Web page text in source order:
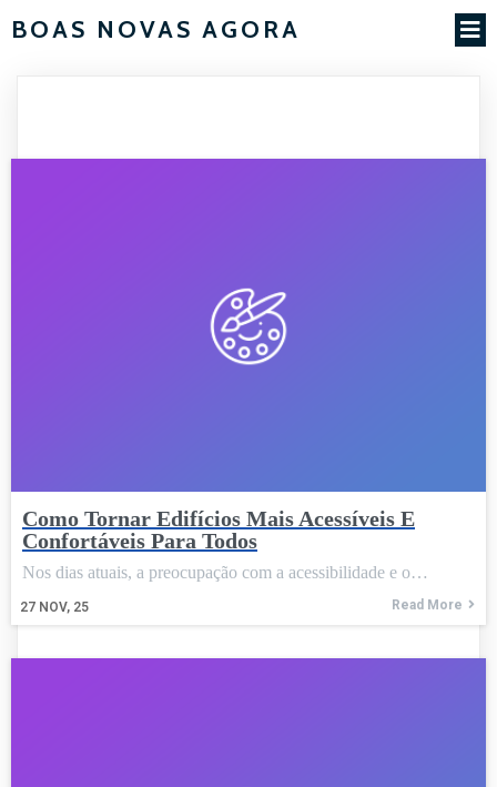
BOAS NOVAS AGORA
Como Tornar Edifícios Mais Acessíveis E
Confortáveis Para Todos
27 NOV, 25
Nos dias atuais, a preocupação com a acessibilidade e o…
Read More